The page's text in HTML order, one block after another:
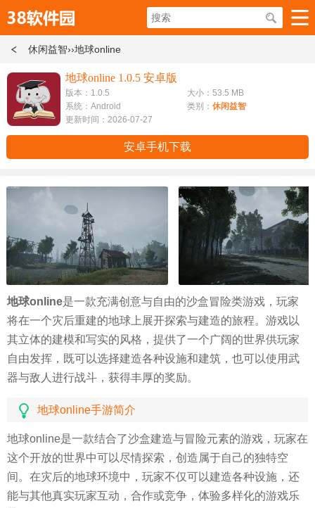
休闲益智››地球online
地球online 1.0.5 安卓版
版本：1.0.5
大小：53.5 MB
系统：Android
类别： 休闲益智
更新时间：2026-07-27
安卓手机下载
地球online是一款充满创意与自由的沙盒冒险类游戏，玩家
将在一个灾后重建的地球上展开探索与建造的旅程。游戏以
其立体的建模和写实的风格，提供了一个广阔的世界供玩家
自由发挥，既可以选择建造各种设施和建筑，也可以使用武
器与敌人进行战斗，获得丰厚的奖励。
地球online手游简介
地球online是一款结合了沙盒建造与冒险元素的游戏，玩家在
这个开放的世界中可以尽情探索，创造属于自己的独特空
间。在灾后的地球环境中，玩家不仅可以建造各种设施，还
能与其他真实玩家互动，合作或竞争，体验多样化的游戏乐